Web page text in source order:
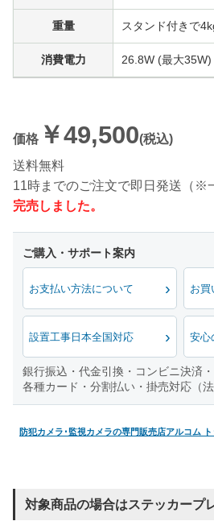
重量 スタンド付きで
消費電力 26.8W (最大35W)
価格 ￥49,500(税込)
送料無料
11時までのご注文で即日発送（※
完売しました。
お支払い方法について お買
設置工事日本全国対応 安心
銀行振込・代金引換・コンビニ決済・
各種カード・分割払い・掛売対応（法
防犯カメラ･監視カメラの専門販売店アルコム
対象商品の場合はステッカープ